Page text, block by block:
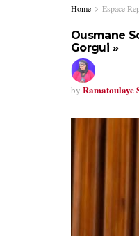
Home Espace
Ousmane
Gorgui »
by Ramatoulaye